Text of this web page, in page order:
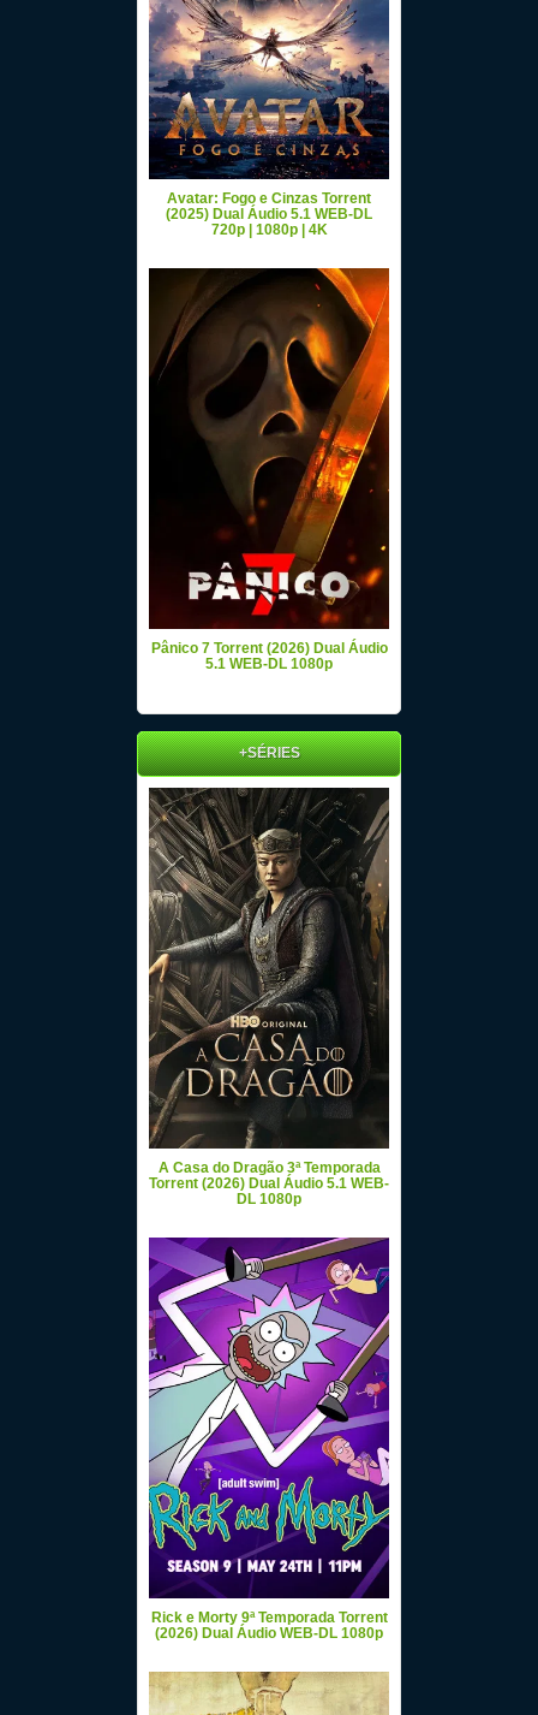
Avatar: Fogo e Cinzas Torrent
(2025) Dual Áudio 5.1 WEB-DL
720p | 1080p | 4K
Pânico 7 Torrent (2026) Dual Áudio
5.1 WEB-DL 1080p
+SÉRIES
A Casa do Dragão 3ª Temporada
Torrent (2026) Dual Áudio 5.1 WEB-
DL 1080p
Rick e Morty 9ª Temporada Torrent
(2026) Dual Áudio WEB-DL 1080p